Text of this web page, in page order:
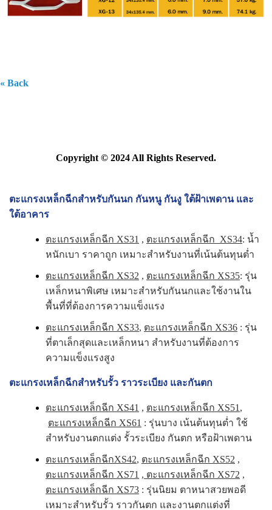
« Back
Copyright © 2024 All Rights Reserved.
ตะแกรงเหล็กฉีกสำหรับกันนก กันหนู กันงู ใต้ฝ้าเพดาน และ
ใต้อาคาร
ตะแกรงเหล็กฉีก XS31 , ตะแกรงเหล็กฉีก XS34: น้ำ
หนักเบา ราคาถูก เหมาะสำหรับงานที่เน้นต้นทุนต่ำ
ตะแกรงเหล็กฉีก XS32 , ตะแกรงเหล็กฉีก XS35: รุ่น
เหล็กหนาพิเศษ เหมาะสำหรับกันนกและใช้งานใน
พื้นที่ที่ต้องการความแข็งแรง
ตะแกรงเหล็กฉีก XS33, ตะแกรงเหล็กฉีก XS36 : รุ่น
ที่ตาเล็กสุดและเหล็กหนา สำหรับงานที่ต้องการ
ความแข็งแรงสูง
ตะแกรงเหล็กฉีกสำหรับรั้ว ราวระเบียง และกันตก
ตะแกรงเหล็กฉีก XS41 , ตะแกรงเหล็กฉีก XS51 ,
ตะแกรงเหล็กฉีก XS61 : รุ่นบาง เน้นต้นทุนต่ำ ใช้
สำหรับงานตกแต่ง รั้วระเบียง กันตก หรือฝ้าเพดาน
ตะแกรงเหล็กฉีกXS42, ตะแกรงเหล็กฉีก XS52 ,
ตะแกรงเหล็กฉีก XS71 , ตะแกรงเหล็กฉีก XS72 ,
ตะแกรงเหล็กฉีก XS73 : รุ่นนิยม ตาหนาสวยพอดี
เหมาะสำหรับรั้ว ราวกันตก และงานตกแต่งที่